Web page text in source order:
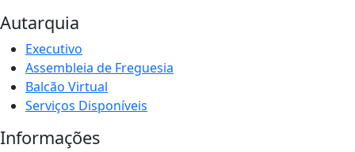
Autarquia
Executivo
Assembleia de Freguesia
Balcão Virtual
Serviços Disponíveis
Informações